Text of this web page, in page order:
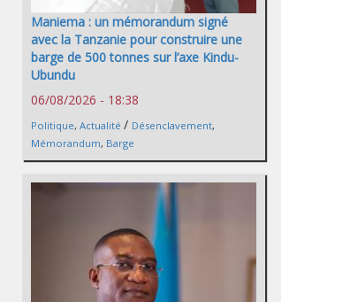
Maniema : un mémorandum signé
avec la Tanzanie pour construire une
barge de 500 tonnes sur l’axe Kindu-
Ubundu
06/08/2026 - 18:38
Politique, Actualité / Désenclavement,
Mémorandum, Barge